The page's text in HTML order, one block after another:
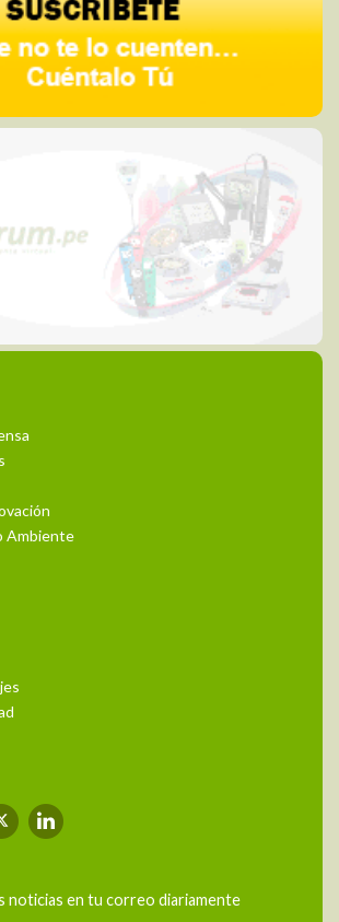
Ambiente
noticias en tu correo diariamente